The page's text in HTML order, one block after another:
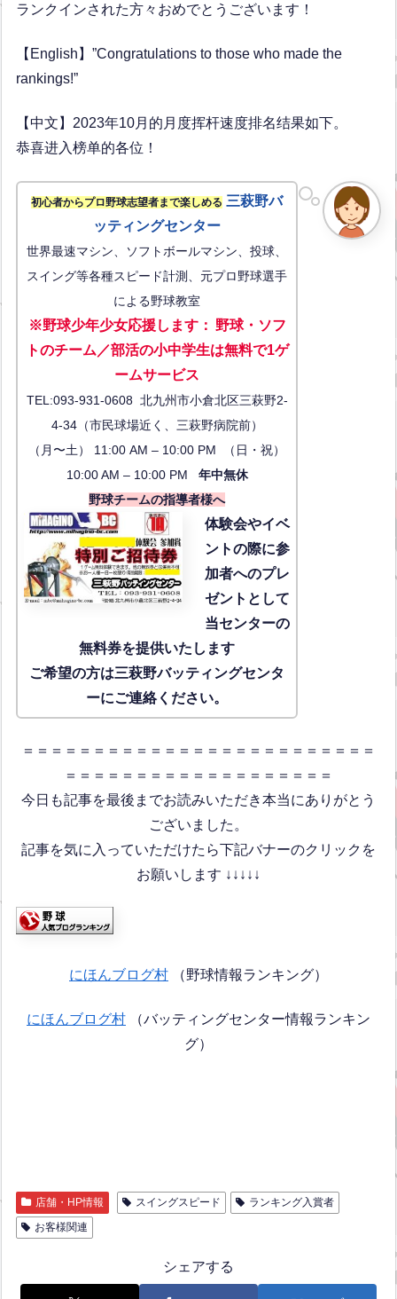
ランクインされた方々おめでとうございます！
【English】”Congratulations to those who made the
rankings!”
【中文】2023年10月的月度挥杆速度排名结果如下。
恭喜进入榜单的各位！
初心者からプロ野球志望者まで楽しめる 三萩野バ
ッティングセンター
世界最速マシン、ソフトボールマシン、投球、
スイング等各種スピード計測、元プロ野球選手
による野球教室
※野球少年少女応援します： 野球・ソフ
トのチーム／部活の小中学生は無料で1ゲ
ームサービス
TEL:093-931-0608 北九州市小倉北区三萩野2-
4-34（市民球場近く、三萩野病院前）
（月〜土） 11:00 AM – 10:00 PM （日・祝）
10:00 AM – 10:00 PM 年中無休
野球チームの指導者様へ
体験会やイベ
ントの際に参
加者へのプレ
ゼントとして
当センターの
無料券を提供いたします
ご希望の方は三萩野バッティングセンタ
ーにご連絡ください。
＝＝＝＝＝＝＝＝＝＝＝＝＝＝＝＝＝＝＝＝＝＝＝＝＝
＝＝＝＝＝＝＝＝＝＝＝＝＝＝＝＝＝＝＝
今日も記事を最後までお読みいただき本当にありがとう
ございました。
記事を気に入っていただけたら下記バナーのクリックを
お願いします ↓↓↓↓↓
にほんブログ村 （野球情報ランキング）
にほんブログ村 （バッティングセンター情報ランキン
グ）
店舗・HP情報 スイングスピード
ランキング入賞者
お客様関連
シェアする